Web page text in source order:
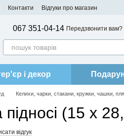
Контакти Відгуки про магазин
067 351-04-14 Передзвонити вам?
і декор
Келихи, чарки, стакани, кружки, чашки,
(15 x
відгук